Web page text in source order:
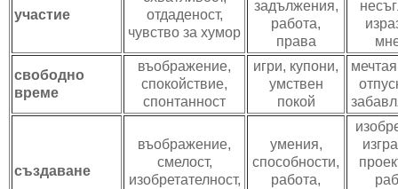
участие
отдаденост,
чувство за хумор
задължения,
работа,
права
свободно
време
въображение,
спокойствие,
спонтанност
игри, купони,
умствен
покой
създаване
въображение,
смелост,
изобретателност,
умения,
способности,
работа,